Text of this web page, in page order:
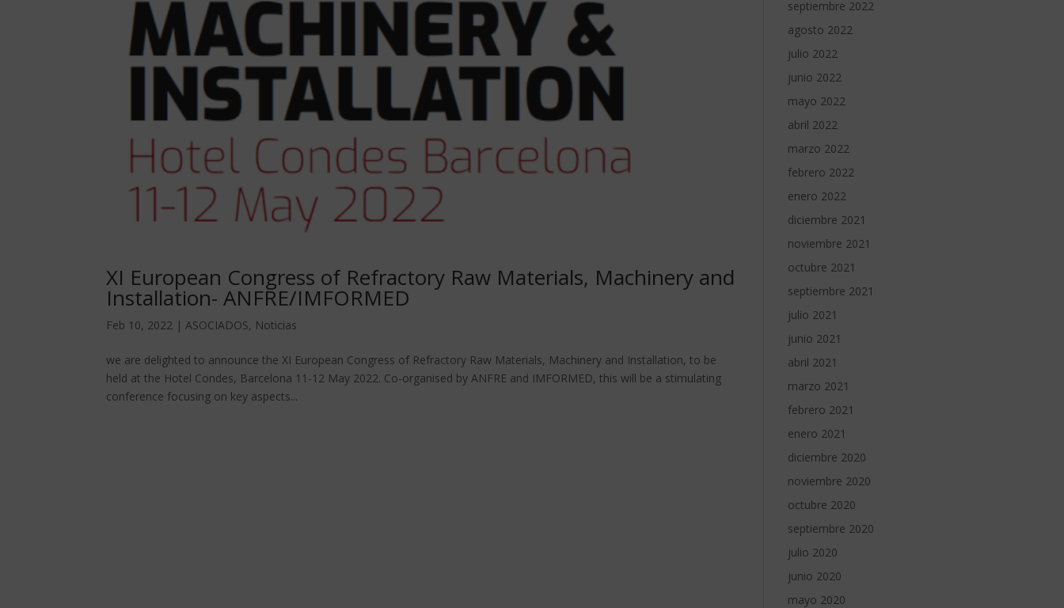
XI European Congress of Refractory Raw Materials, Machinery and
Installation- ANFRE/IMFORMED
Feb 10, 2022 | ASOCIADOS, Noticias
we are delighted to announce the XI European Congress of Refractory Raw Materials, Machinery and Installation, to be
held at the Hotel Condes, Barcelona 11-12 May 2022. Co-organised by ANFRE and IMFORMED, this will be a stimulating
conference focusing on key aspects...
septiembre 2022
agosto 2022
julio 2022
junio 2022
mayo 2022
abril 2022
marzo 2022
febrero 2022
enero 2022
diciembre 2021
noviembre 2021
octubre 2021
septiembre 2021
julio 2021
junio 2021
abril 2021
marzo 2021
febrero 2021
enero 2021
diciembre 2020
noviembre 2020
octubre 2020
septiembre 2020
julio 2020
junio 2020
mayo 2020